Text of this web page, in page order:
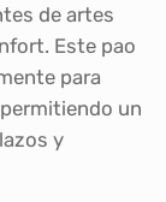
de artes
Este pao
para
un
y